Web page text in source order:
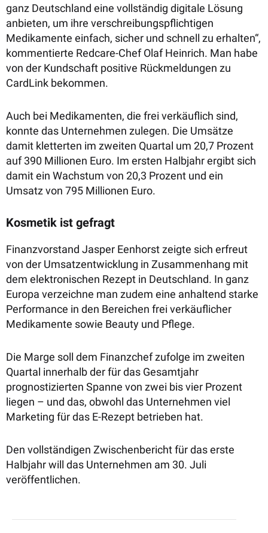
ganz Deutschland eine vollständig digitale Lösung
anbieten, um ihre verschreibungspflichtigen
Medikamente einfach, sicher und schnell zu erhalten“,
kommentierte Redcare-Chef Olaf Heinrich. Man habe
von der Kundschaft positive Rückmeldungen zu
CardLink bekommen.
Auch bei Medikamenten, die frei verkäuflich sind,
konnte das Unternehmen zulegen. Die Umsätze
damit kletterten im zweiten Quartal um 20,7 Prozent
auf 390 Millionen Euro. Im ersten Halbjahr ergibt sich
damit ein Wachstum von 20,3 Prozent und ein
Umsatz von 795 Millionen Euro.
Kosmetik ist gefragt
Finanzvorstand Jasper Eenhorst zeigte sich erfreut
von der Umsatzentwicklung in Zusammenhang mit
dem elektronischen Rezept in Deutschland. In ganz
Europa verzeichne man zudem eine anhaltend starke
Performance in den Bereichen frei verkäuflicher
Medikamente sowie Beauty und Pflege.
Die Marge soll dem Finanzchef zufolge im zweiten
Quartal innerhalb der für das Gesamtjahr
prognostizierten Spanne von zwei bis vier Prozent
liegen – und das, obwohl das Unternehmen viel
Marketing für das E-Rezept betrieben hat.
Den vollständigen Zwischenbericht für das erste
Halbjahr will das Unternehmen am 30. Juli
veröffentlichen.